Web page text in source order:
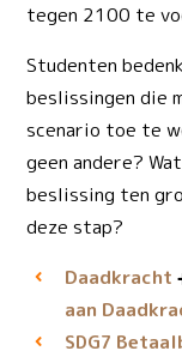
tegen 2100 te
Studenten
beslissingen die
scenario toe te
geen andere?
beslissing ten
deze stap?
Daadkracht
aan
SDG7